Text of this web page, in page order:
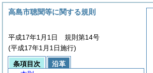
高島市聴聞等に関する規則
平成17年1月1日 規則第14号
(平成17年1月1日施行)
条項目次
沿革